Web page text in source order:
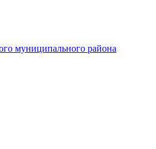
муниципального района